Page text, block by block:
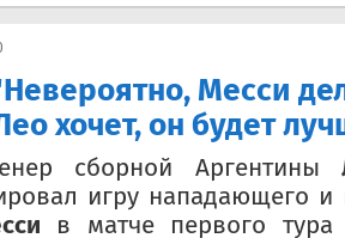
Месси
хочет, он будет
сборной Аргентины
игру нападающего и
в матче первого тура